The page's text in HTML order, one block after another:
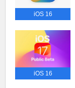
iOS 16
iOS 16